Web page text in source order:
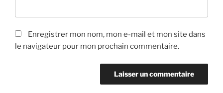
Enregistrer mon nom, mon e-mail et mon site dans
le navigateur pour mon prochain commentaire.